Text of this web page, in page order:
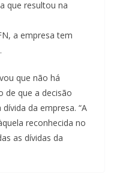
que resultou na
a empresa tem
que não há
de que a decisão
da empresa. “A
reconhecida no
as dívidas da